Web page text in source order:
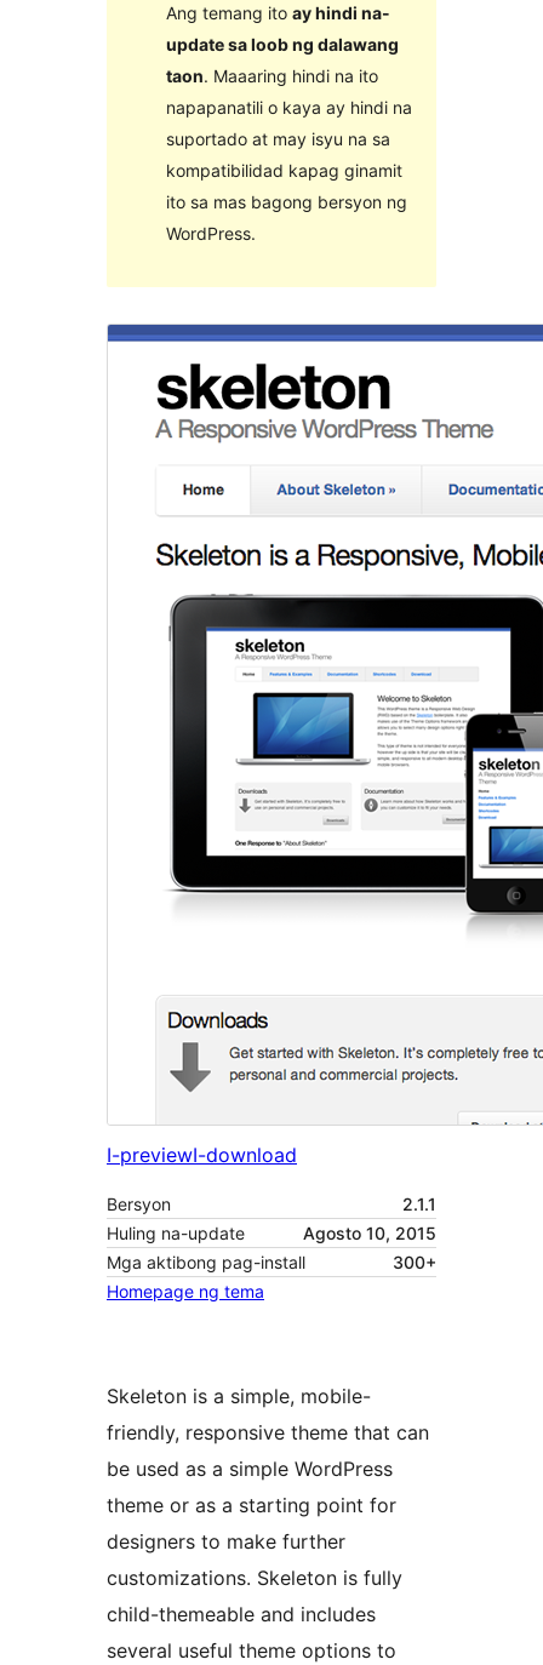
Ang temang ito ay hindi na-
update sa loob ng dalawang
taon. Maaaring hindi na ito
napapanatili o kaya ay hindi na
suportado at may isyu na sa
kompatibilidad kapag ginamit
ito sa mas bagong bersyon ng
WordPress.
I-previewI-download
Bersyon
2.1.1
Huling na-update
Agosto 10, 2015
Mga aktibong pag-install
300+
Homepage ng tema
Skeleton is a simple, mobile-
friendly, responsive theme that can
be used as a simple WordPress
theme or as a starting point for
designers to make further
customizations. Skeleton is fully
child-themeable and includes
several useful theme options to